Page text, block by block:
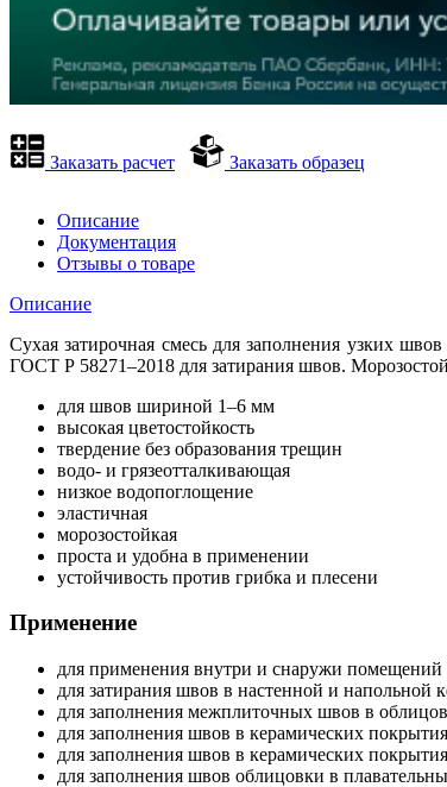
Заказать расчет Заказать образец
Описание
Документация
Отзывы о товаре
Описание
Сухая затирочная смесь для заполнения узких
ГОСТ Р 58271–2018 для затирания швов.
для швов шириной 1–6 мм
высокая цветостойкость
твердение без образования трещин
водо- и грязеотталкивающая
низкое водопоглощение
эластичная
морозостойкая
проста и удобна в применении
устойчивость против грибка и плесени
Применение
для применения внутри и снаружи помещений
для затирания швов в настенной и напольной
для заполнения межплиточных швов в
для заполнения швов в керамических
для заполнения швов в керамических
для заполнения швов облицовки в